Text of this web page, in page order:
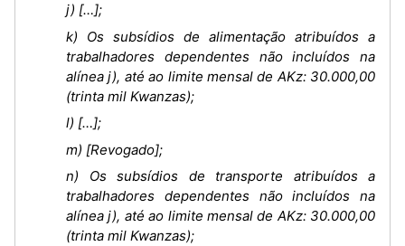
j) […];
k) Os subsídios de alimentação atribuídos a
trabalhadores dependentes não incluídos na
alínea j), até ao limite mensal de AKz: 30.000,00
(trinta mil Kwanzas);
l) […];
m) [Revogado];
n) Os subsídios de transporte atribuídos a
trabalhadores dependentes não incluídos na
alínea j), até ao limite mensal de AKz: 30.000,00
(trinta mil Kwanzas);